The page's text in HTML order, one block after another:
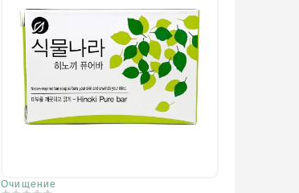
Очищение